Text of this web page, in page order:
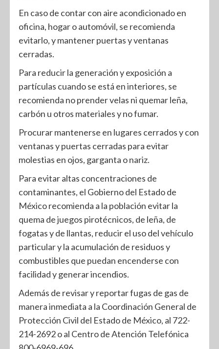
En caso de contar con aire acondicionado en
oficina, hogar o automóvil, se recomienda
evitarlo, y mantener puertas y ventanas
cerradas.
Para reducir la generación y exposición a
partículas cuando se está en interiores, se
recomienda no prender velas ni quemar leña,
carbón u otros materiales y no fumar.
Procurar mantenerse en lugares cerrados y con
ventanas y puertas cerradas para evitar
molestias en ojos, garganta o nariz.
Para evitar altas concentraciones de
contaminantes, el Gobierno del Estado de
México recomienda a la población evitar la
quema de juegos pirotécnicos, de leña, de
fogatas y de llantas, reducir el uso del vehículo
particular y la acumulación de residuos y
combustibles que puedan encenderse con
facilidad y generar incendios.
Además de revisar y reportar fugas de gas de
manera inmediata a la Coordinación General de
Protección Civil del Estado de México, al 722-
214-2692 o al Centro de Atención Telefónica